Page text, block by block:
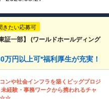
きたい応募可
証一部】 (ワールドホールディング
万円以上可*福利厚生が充実！
ンや社会インフラを築くビッグプロジ
未経験・事務ワークから携われるチャ